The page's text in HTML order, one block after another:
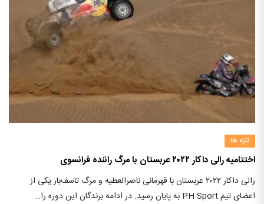
تازه ها
اختتامیه رالی داکار ۲۰۲۲ عربستان با مرگ راننده فرانسوی
رالی داکار ۲۰۲۲ عربستان با قهرمانی ناصرالعطیه و مرگ تاسف‌بار یکی از
اعضای تیم PH Sport به پایان رسید. در ادامه برندگان این دوره را…